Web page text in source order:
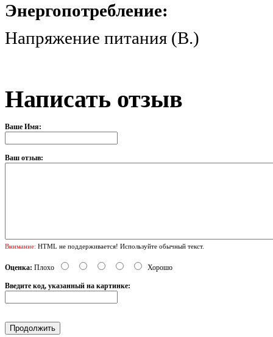
Энергопотребление:
Напряжение питания
Написать отзыв
Ваше Имя:
Ваш отзыв:
Внимание: HTML не поддерживается! Используйте обычный текст.
Оценка: Плохо Хорошо
Введите код, указанный на картинке: